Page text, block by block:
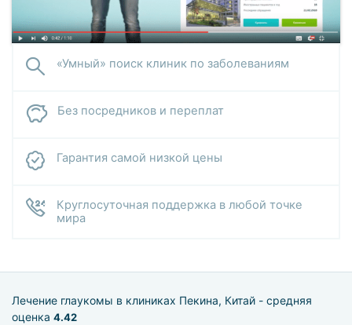
«Умный» поиск клиник по заболеваниям
Без посредников и переплат
Гарантия самой низкой цены
Круглосуточная поддержка в любой точке
мира
Лечение глаукомы в клиниках Пекина, Китай - средняя
оценка 4.42